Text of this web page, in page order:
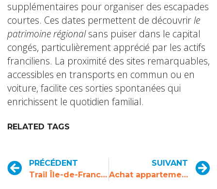
supplémentaires pour organiser des escapades
courtes. Ces dates permettent de découvrirle
patrimoine régionalsans puiser dans le capital
congés, particulièrement apprécié par les actifs
franciliens. La proximité des sites remarquables,
accessibles en transports en commun ou en
voiture, facilite ces sorties spontanées qui
enrichissent le quotidien familial.
RELATED TAGS
PRÉCÉDENT
Trail Île-de-France : les meilleurs parcours et courses nature en région parisienne
SUIVANT
Achat appartement Île-de-France : trouvez votre bien immobilier idéal en région parisienne